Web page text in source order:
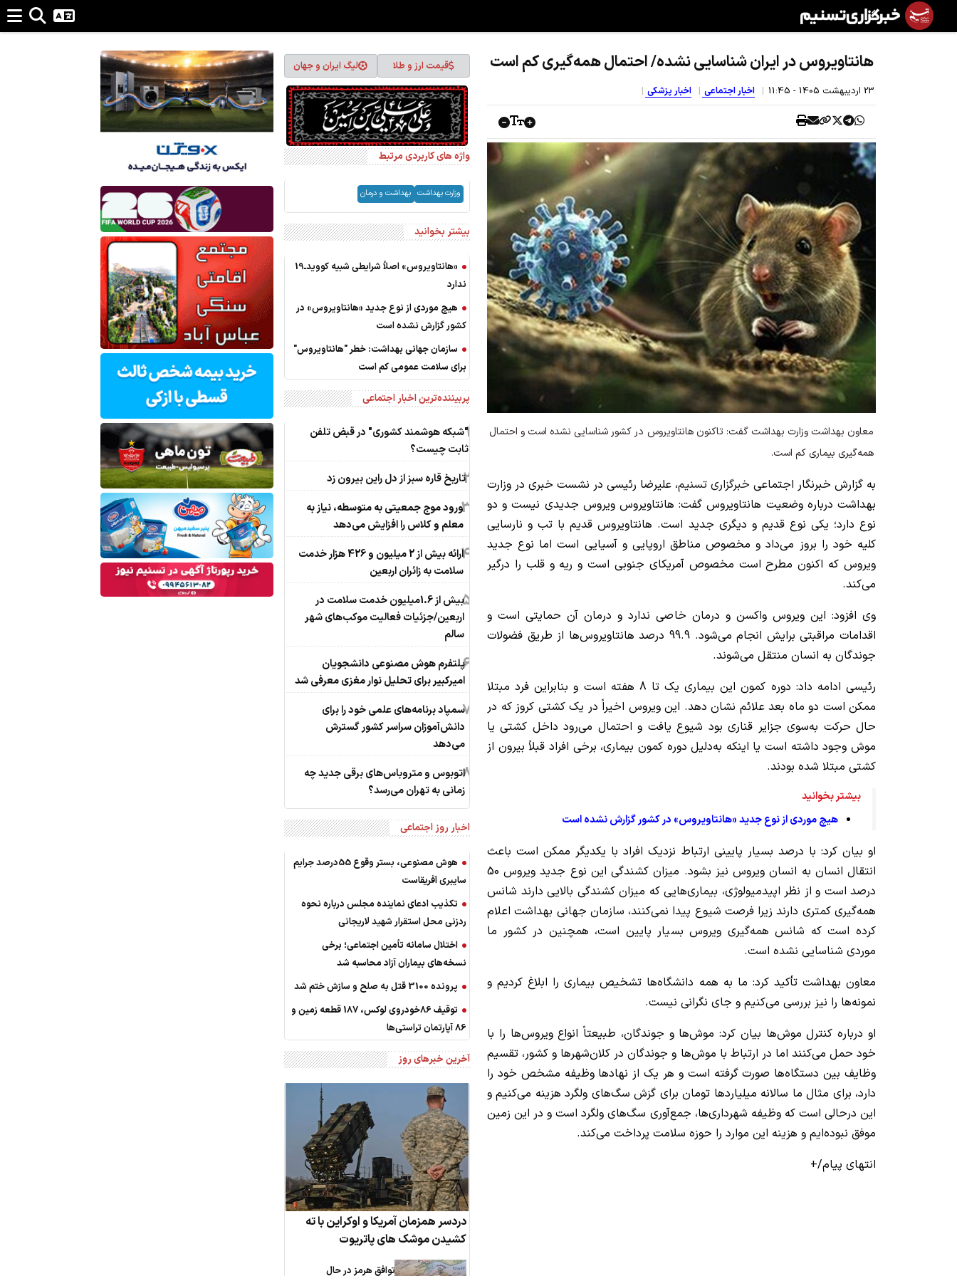
هانتاویروس در ایران شناسایی نشده/ احتمال همه‌گیری کم است
23 ارديبهشت 1405 - 11:45 اخبار اجتماعی اخبار پزشکی
معاون بهداشت وزارت بهداشت گفت: تاکنون هانتاویروس در کشور شناسایی نشده است و احتمال
همه‌گیری بیماری کم است.
به گزارش خبرنگار اجتماعی خبرگزاری تسنیم، علیرضا رئیسی در نشست خبری در وزارت
بهداشت درباره وضعیت هانتاویروس گفت: هانتاویروس ویروس جدیدی نیست و دو
نوع دارد؛ یکی نوع قدیم و دیگری جدید است. هانتاویروس قدیم با تب و نارسایی
کلیه خود را بروز می‌داد و مخصوص مناطق اروپایی و آسیایی است اما نوع جدید
ویروس که اکنون مطرح است مخصوص آمریکای جنوبی است و ریه و قلب را درگیر
می‌کند.
وی افزود: این ویروس واکسن و درمان خاصی ندارد و درمان آن حمایتی است و
اقدامات مراقبتی برایش انجام می‌شود. 99.9 درصد هانتاویروس‌ها از طریق فضولات
جوندگان به انسان منتقل می‌شوند.
رئیسی ادامه داد: دوره کمون این بیماری یک تا 8 هفته است و بنابراین فرد مبتلا
ممکن است دو ماه بعد علائم نشان دهد. این ویروس اخیراً در یک کشتی کروز که در
حال حرکت به‌سوی جزایر قناری بود شیوع یافت و احتمال می‌رود داخل کشتی یا
موش وجود داشته است یا اینکه به‌دلیل دوره کمون بیماری، برخی افراد قبلاً بیرون از
کشتی مبتلا شده بودند.
بیشتر بخوانید
هیچ موردی از نوع جدید «هانتاویروس» در کشور گزارش نشده است
او بیان کرد: با درصد بسیار پایینی ارتباط نزدیک افراد با یکدیگر ممکن است باعث
انتقال انسان به انسان ویروس نیز بشود. میزان کشندگی این نوع جدید ویروس 50
درصد است و از نظر اپیدمیولوژی، بیماری‌هایی که میزان کشندگی بالایی دارند شانس
همه‌گیری کمتری دارند زیرا فرصت شیوع پیدا نمی‌کنند، سازمان جهانی بهداشت اعلام
کرده است که شانس همه‌گیری ویروس بسیار پایین است، همچنین در کشور ما
موردی شناسایی نشده است.
معاون بهداشت تأکید کرد: ما به همه دانشگاه‌ها تشخیص بیماری را ابلاغ کردیم و
نمونه‌ها را نیز بررسی می‌کنیم و جای نگرانی نیست.
او درباره کنترل موش‌ها بیان کرد: موش‌ها و جوندگان، طبیعتاً انواع ویروس‌ها را با
خود حمل می‌کنند اما در ارتباط با موش‌ها و جوندگان در کلان‌شهرها و کشور، تقسیم
وظایف بین دستگاه‌ها صورت گرفته است و هر یک از نهادها وظیفه مشخص خود را
دارد، برای مثال ما سالانه میلیاردها تومان برای گزش سگ‌های ولگرد هزینه می‌کنیم و
این درحالی است که وظیفه شهرداری‌ها، جمع‌آوری سگ‌های ولگرد است و در این زمین
موفق نبوده‌ایم و هزینه این موارد را حوزه سلامت پرداخت می‌کند.
انتهای پیام/+
قیمت ارز و طلا لیگ ایران و جهان
واژه های کاربردی مرتبط
وزارت بهداشت بهداشت و درمان
بیشتر بخوانید
«هانتاویروس» اصلاً شرایطی شبیه کووید‌ـ‌19
ندارد
هیچ موردی از نوع جدید «هانتاویروس» در
کشور گزارش نشده است
سازمان جهانی بهداشت: خطر "هانتاویروس"
برای سلامت عمومی کم است
پربیننده‌ترین اخبار اجتماعی
1"شبکه هوشمند کشوری" در قبض تلفن
ثابت چیست؟
2تاریخ قاره سبز از دل راین بیرون زد
3ورود موج جمعیتی به متوسطه، نیاز به
معلم و کلاس را افزایش می‌دهد
4
ارائه بیش از 2 میلیون و 426 هزار خدمت
سلامت به زائران اربعین
5
بیش از 1.6میلیون خدمت سلامت در
اربعین/جزئیات فعالیت موکب‌های شهر
سالم
6پلتفرم هوش مصنوعی دانشجویان
امیرکبیر برای تحلیل نوار مغزی معرفی شد
7سمپاد برنامه‌های علمی خود را برای
دانش‌آموزان سراسر کشور گسترش
می‌دهد
8اتوبوس و متروباس‌های برقی جدید چه
زمانی به تهران می‌رسد؟
اخبار روز اجتماعی
هوش مصنوعی، بستر وقوع 55درصد جرایم
سایبری آفریقاست
تکذیب ادعای نماینده مجلس درباره نحوه
ردزنی محل استقرار شهید لاریجانی
اختلال سامانه تأمین اجتماعی؛ برخی
نسخه‌های بیماران آزاد محاسبه شد
پرونده 3100 قتل به صلح و سازش ختم شد
توقیف 86خودروی لوکس، 187 قطعه زمین و
86 آپارتمان تراستی‌ها
آخرین خبرهای روز
دردسر همزمان آمریکا و اوکراین با ته
کشیدن موشک های پاتریوت
توافق هرمز در حال